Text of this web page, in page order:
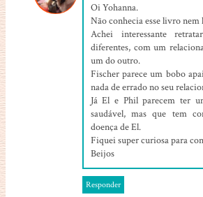
Oi Yohanna.
Não conhecia esse livro nem
Achei interessante
diferentes, com um
um do outro.
Fischer parece um bobo
nada de errado no seu
Já El e Phil parecem ter
saudável, mas que tem
doença de El.
Fiquei super curiosa para
Beijos
Responder